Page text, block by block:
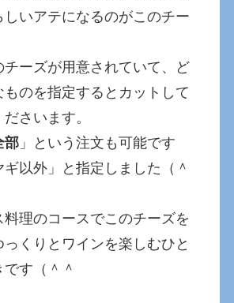
しいアテになるのがこのチー
チーズが用意されていて、ど
ものを指定するとカットして
さいます。
部 」という注文も可能です
以外」と指定しました（＾
理のコースでこのチーズを
くりとワインを楽しむひと
す（＾＾